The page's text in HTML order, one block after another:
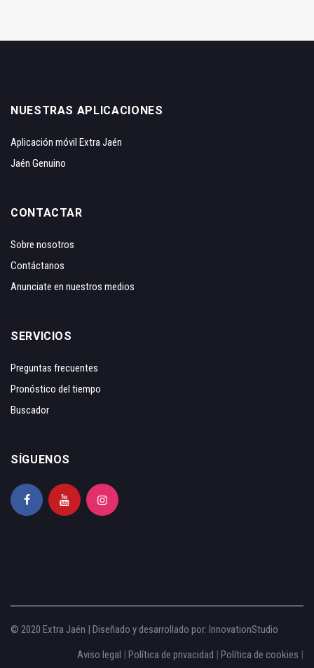
NUESTRAS APLICACIONES
Aplicación móvil Extra Jaén
Jaén Genuino
CONTACTAR
Sobre nosotros
Contáctanos
Anunciate en nuestros medios
SERVICIOS
Preguntas frecuentes
Pronóstico del tiempo
Buscador
SÍGUENOS
© 2020 Extra Jaén | Diseñado y desarrollado por: InnovationStudio
Aviso legal | Política de privacidad | Política de cookies |